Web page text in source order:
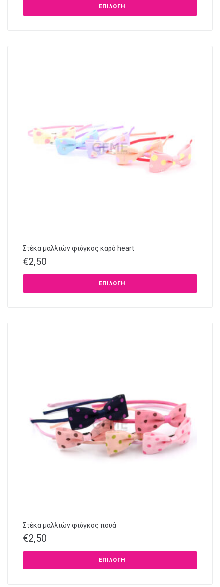
ΕΠΙΛΟΓΉ
Στέκα μαλλιών φιόγκος καρό heart
€2,50
ΕΠΙΛΟΓΉ
Στέκα μαλλιών φιόγκος πουά
€2,50
ΕΠΙΛΟΓΉ